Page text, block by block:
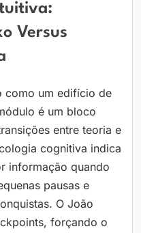
Versus
como um edifício de
é um bloco
entre teoria e
cognitiva indica
informação quando
pausas e
O João
forçando o